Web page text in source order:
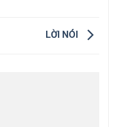
LỜI NÓI